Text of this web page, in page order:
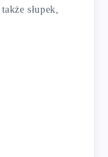
słupek,